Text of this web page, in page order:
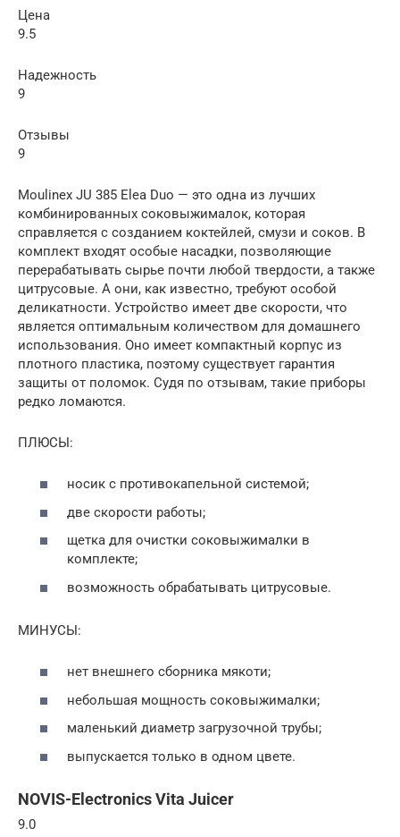
Цена
9.5
Надежность
9
Отзывы
9
Moulinex JU 385 Elea Duo — это одна из лучших
комбинированных соковыжималок, которая
справляется с созданием коктейлей, смузи и соков. В
комплект входят особые насадки, позволяющие
перерабатывать сырье почти любой твердости, а также
цитрусовые. А они, как известно, требуют особой
деликатности. Устройство имеет две скорости, что
является оптимальным количеством для домашнего
использования. Оно имеет компактный корпус из
плотного пластика, поэтому существует гарантия
защиты от поломок. Судя по отзывам, такие приборы
редко ломаются.
ПЛЮСЫ:
носик с противокапельной системой;
две скорости работы;
щетка для очистки соковыжималки в
комплекте;
возможность обрабатывать цитрусовые.
МИНУСЫ:
нет внешнего сборника мякоти;
небольшая мощность соковыжималки;
маленький диаметр загрузочной трубы;
выпускается только в одном цвете.
NOVIS-Electronics Vita Juicer
9.0